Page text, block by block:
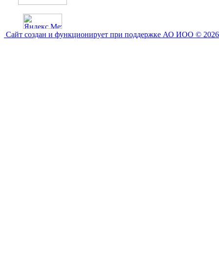
Сайт создан и функционирует при поддержке АО ИОО © 2026